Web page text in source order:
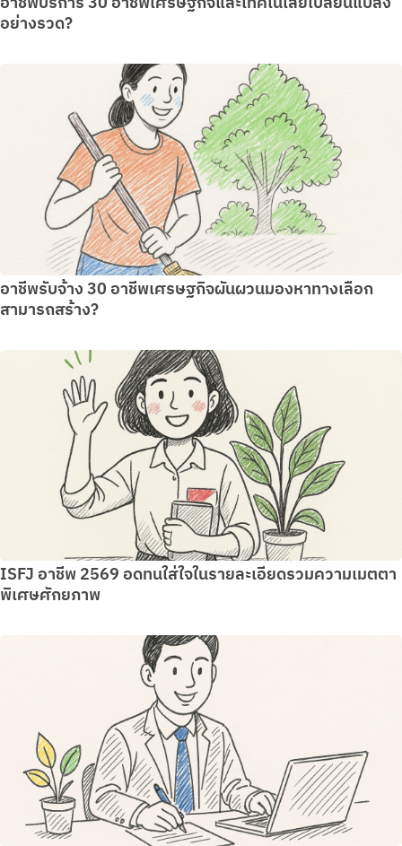
อย่างรวด?
อาชีพรับจ้าง 30 อาชีพเศรษฐกิจผันผวนมองหาทางเลือก
สามารถสร้าง?
ISFJ อาชีพ 2569 อดทนใส่ใจในรายละเอียดรวมความเมตตา
พิเศษศักยภาพ